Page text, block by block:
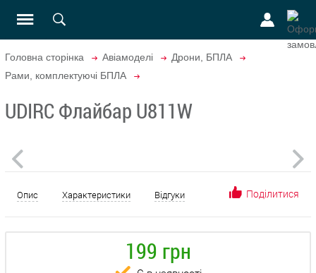
Головна сторінка Авіамоделі
Дрони, БПЛА
Рами, комплектуючі БПЛА
UDIRC Флайбар U811W
Опис Характеристики Відгуки Поділитися
199 грн